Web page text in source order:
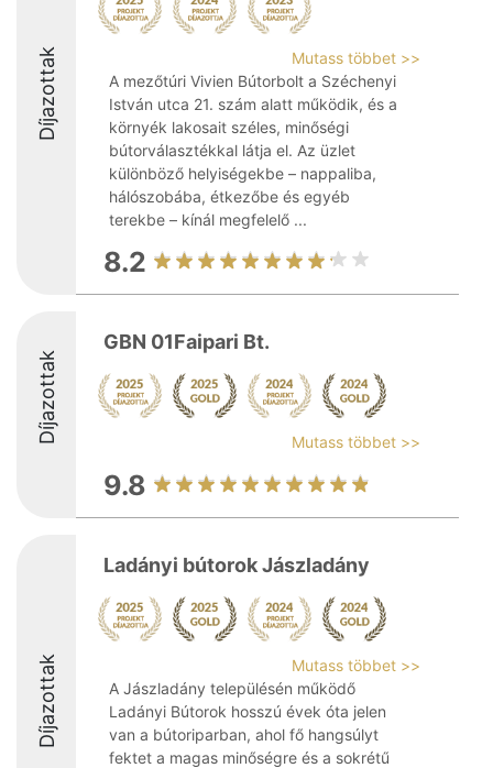
Díjazottak
Mutass többet >>
A mezőtúri Vivien Bútorbolt a Széchenyi
István utca 21. szám alatt működik, és a
környék lakosait széles, minőségi
bútorválasztékkal látja el. Az üzlet
különböző helyiségekbe – nappaliba,
hálószobába, étkezőbe és egyéb
terekbe – kínál megfelelő ...
8.2
Díjazottak
GBN 01Faipari Bt.
Mutass többet >>
9.8
Díjazottak
Ladányi bútorok Jászladány
Mutass többet >>
A Jászladány településén működő
Ladányi Bútorok hosszú évek óta jelen
van a bútoriparban, ahol fő hangsúlyt
fektet a magas minőségre és a sokrétű